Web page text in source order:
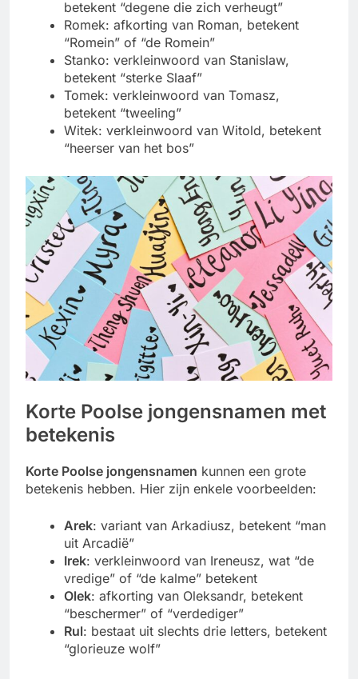
betekent “degene die zich verheugt”
Romek: afkorting van Roman, betekent
“Romein” of “de Romein”
Stanko: verkleinwoord van Stanislaw,
betekent “sterke Slaaf”
Tomek: verkleinwoord van Tomasz,
betekent “tweeling”
Witek: verkleinwoord van Witold, betekent
“heerser van het bos”
Korte Poolse jongensnamen met
betekenis
Korte Poolse jongensnamen kunnen een grote
betekenis hebben. Hier zijn enkele voorbeelden:
Arek: variant van Arkadiusz, betekent “man
uit Arcadië”
Irek: verkleinwoord van Ireneusz, wat “de
vredige” of “de kalme” betekent
Olek: afkorting van Oleksandr, betekent
“beschermer” of “verdediger”
Rul: bestaat uit slechts drie letters, betekent
“glorieuze wolf”